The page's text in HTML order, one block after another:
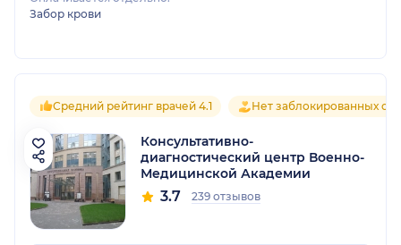
Забор крови
Средний рейтинг врачей 4.1 Нет заблокированных
Консультативно-
диагностический центр Военно-
Медицинской Академии
3.7 239 отзывов